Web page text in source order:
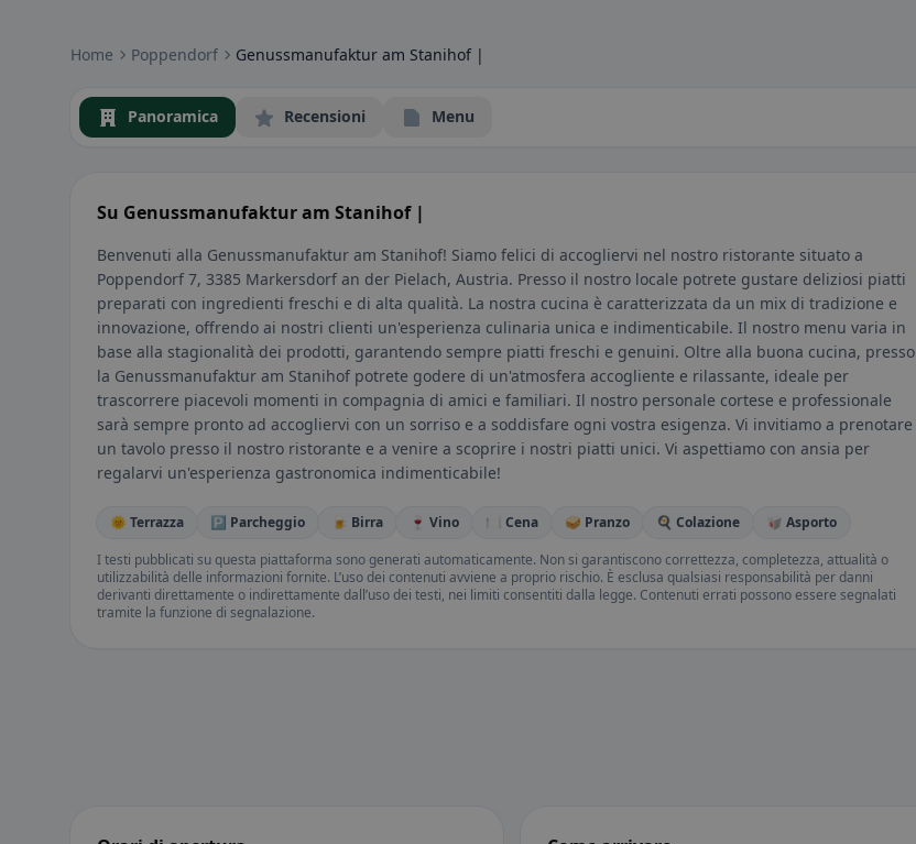
Home Poppendorf Genussmanufaktur am Stanihof |
Panoramica Recensioni Menu
Su Genussmanufaktur am Stanihof |
Benvenuti alla Genussmanufaktur am Stanihof! Siamo felici di accogliervi nel nostro ristorante situato a
Poppendorf 7, 3385 Markersdorf an der Pielach, Austria. Presso il nostro locale potrete gustare deliziosi piatti
preparati con ingredienti freschi e di alta qualità. La nostra cucina è caratterizzata da un mix di tradizione e
innovazione, offrendo ai nostri clienti un'esperienza culinaria unica e indimenticabile. Il nostro menu varia in
base alla stagionalità dei prodotti, garantendo sempre piatti freschi e genuini. Oltre alla buona cucina, presso
la Genussmanufaktur am Stanihof potrete godere di un'atmosfera accogliente e rilassante, ideale per
trascorrere piacevoli momenti in compagnia di amici e familiari. Il nostro personale cortese e professionale
sarà sempre pronto ad accogliervi con un sorriso e a soddisfare ogni vostra esigenza. Vi invitiamo a prenotare
un tavolo presso il nostro ristorante e a venire a scoprire i nostri piatti unici. Vi aspettiamo con ansia per
regalarvi un'esperienza gastronomica indimenticabile!
🌞 Terrazza 🅿️ Parcheggio 🍺 Birra 🍷 Vino 🍽️ Cena 🥪 Pranzo 🍳 Colazione
🥡 Asporto
I testi pubblicati su questa piattaforma sono generati automaticamente. Non si garantiscono correttezza, completezza, attualità o
utilizzabilità delle informazioni fornite. L’uso dei contenuti avviene a proprio rischio. È esclusa qualsiasi responsabilità per danni
derivanti direttamente o indirettamente dall’uso dei testi, nei limiti consentiti dalla legge. Contenuti errati possono essere segnalati
tramite la funzione di segnalazione.